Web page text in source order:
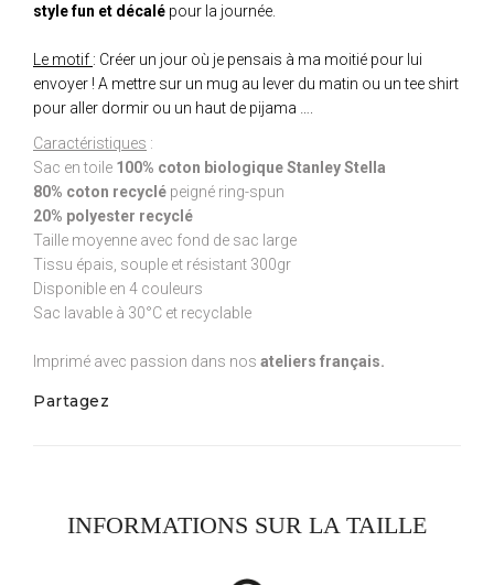
style fun et décalé pour la journée.
Le motif : Créer un jour où je pensais à ma moitié pour lui
envoyer ! A mettre sur un mug au lever du matin ou un tee shirt
pour aller dormir ou un haut de pijama ….
Caractéristiques :
Sac en toile 100% coton biologique Stanley Stella
80% coton recyclé peigné ring-spun
20% polyester recyclé
Taille moyenne avec fond de sac large
Tissu épais, souple et résistant 300gr
Disponible en 4 couleurs
Sac lavable à 30°C et recyclable
Imprimé avec passion dans nos ateliers français.
Partagez
INFORMATIONS SUR LA TAILLE